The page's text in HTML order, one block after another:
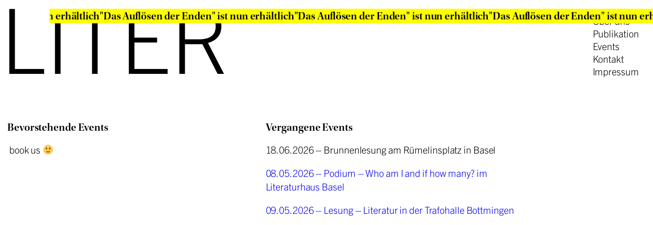
LITER
Über uns
Publikation
Events
Kontakt
Impressum
Bevorstehende Events
book us
Vergangene Events
18.06.2026 – Brunnenlesung am Rümelinsplatz in Basel
08.05.2026 – Podium – Who am I and if how many? im
Literaturhaus Basel
09.05.2026 – Lesung – Literatur in der Trafohalle Bottmingen
ist nun erhältlich"Das Auflösen der Enden" ist nun erhältlich"Das Auflösen der Enden" ist nun erhältlich"Das Auflösen der Enden" ist nun